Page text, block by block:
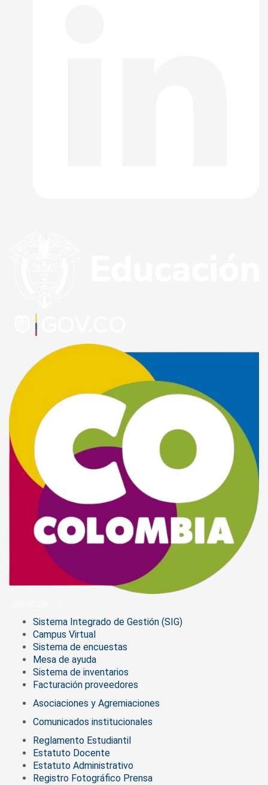
Sistema Integrado de Gestión (SIG)
Campus Virtual
Sistema de encuestas
Mesa de ayuda
Sistema de inventarios
Facturación proveedores
Asociaciones y Agremiaciones
Comunicados institucionales
Reglamento Estudiantil
Estatuto Docente
Estatuto Administrativo
Registro Fotográfico Prensa